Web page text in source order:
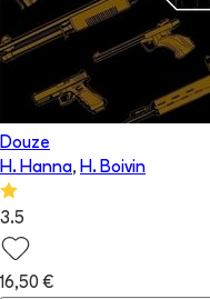
Douze
H. Hanna, H. Boivin
3.5
16,50 €